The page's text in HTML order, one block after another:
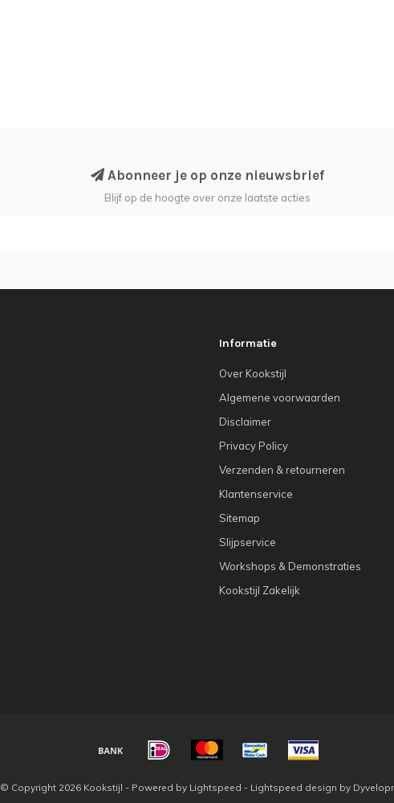
Abonneer je op onze nieuwsbrief
Blijf op de hoogte over onze laatste acties
Informatie
Over Kookstijl
Algemene voorwaarden
Disclaimer
Privacy Policy
Verzenden & retourneren
Klantenservice
Sitemap
Slijpservice
Workshops & Demonstraties
Kookstijl Zakelijk
© Copyright 2026 Kookstijl - Powered by Lightspeed - Lightspeed design by